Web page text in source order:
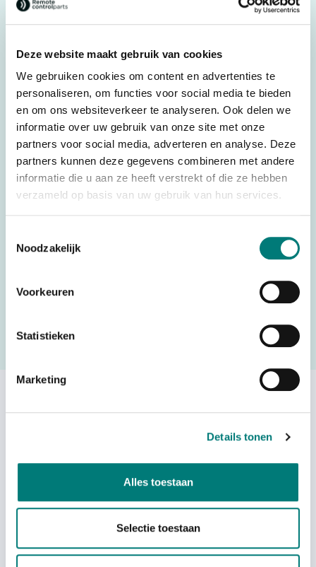
Deze website maakt gebruik van cookies
We gebruiken cookies om content en advertenties te
personaliseren, om functies voor social media te bieden
en om ons websiteverkeer te analyseren. Ook delen we
informatie over uw gebruik van onze site met onze
partners voor social media, adverteren en analyse. Deze
partners kunnen deze gegevens combineren met andere
informatie die u aan ze heeft verstrekt of die ze hebben
verzameld op basis van uw gebruik van hun services.
Noodzakelijk
Voorkeuren
Statistieken
Marketing
Details tonen
Alles toestaan
Selectie toestaan
gasket, excluding the
TM70.3
Specifications
0,025 kg
Brands
Danfoss®/Ikusi®
Parts
in the quote request form and we will contact you as soon
Danfoss® / Ikusi® TM70.1 DLA